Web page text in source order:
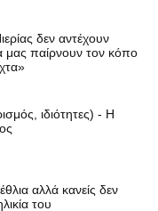
δεν αντέχουν
μας παίρνουν τον κόπο
ιδιότητες) - Η
αλλά κανείς δεν
του